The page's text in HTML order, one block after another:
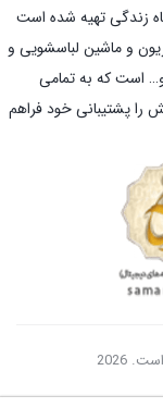
زندگی تهیه شده است
و ماشین لباسشویی و
و… است که به تمامی
پشتیبانی خود فراهم
2026